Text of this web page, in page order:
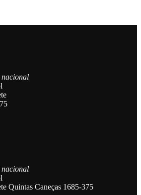
nacional
nacional
Quintas Caneças 1685-375